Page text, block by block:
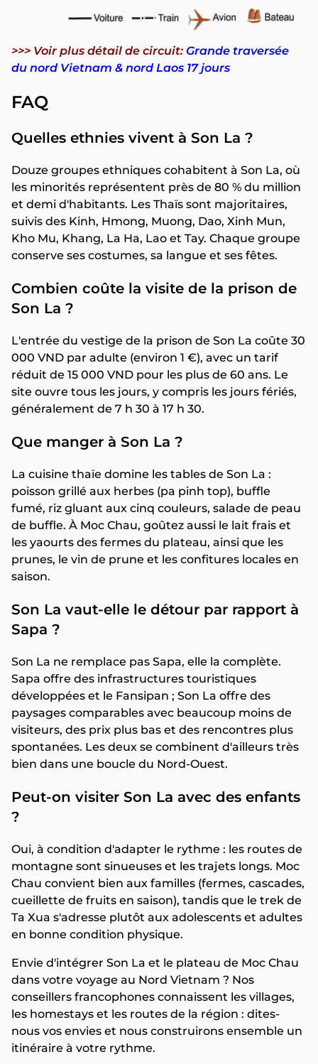
>>> Voir plus détail de circuit: Grande traversée
du nord Vietnam & nord Laos 17 jours
FAQ
Quelles ethnies vivent à Son La ?
Douze groupes ethniques cohabitent à Son La, où
les minorités représentent près de 80 % du million
et demi d'habitants. Les Thaïs sont majoritaires,
suivis des Kinh, Hmong, Muong, Dao, Xinh Mun,
Kho Mu, Khang, La Ha, Lao et Tay. Chaque groupe
conserve ses costumes, sa langue et ses fêtes.
Combien coûte la visite de la prison de
Son La ?
L'entrée du vestige de la prison de Son La coûte 30
000 VND par adulte (environ 1 €), avec un tarif
réduit de 15 000 VND pour les plus de 60 ans. Le
site ouvre tous les jours, y compris les jours fériés,
généralement de 7 h 30 à 17 h 30.
Que manger à Son La ?
La cuisine thaïe domine les tables de Son La :
poisson grillé aux herbes (pa pinh top), buffle
fumé, riz gluant aux cinq couleurs, salade de peau
de buffle. À Moc Chau, goûtez aussi le lait frais et
les yaourts des fermes du plateau, ainsi que les
prunes, le vin de prune et les confitures locales en
saison.
Son La vaut-elle le détour par rapport à
Sapa ?
Son La ne remplace pas Sapa, elle la complète.
Sapa offre des infrastructures touristiques
développées et le Fansipan ; Son La offre des
paysages comparables avec beaucoup moins de
visiteurs, des prix plus bas et des rencontres plus
spontanées. Les deux se combinent d'ailleurs très
bien dans une boucle du Nord-Ouest.
Peut-on visiter Son La avec des enfants
?
Oui, à condition d'adapter le rythme : les routes de
montagne sont sinueuses et les trajets longs. Moc
Chau convient bien aux familles (fermes, cascades,
cueillette de fruits en saison), tandis que le trek de
Ta Xua s'adresse plutôt aux adolescents et adultes
en bonne condition physique.
Envie d'intégrer Son La et le plateau de Moc Chau
dans votre voyage au Nord Vietnam ? Nos
conseillers francophones connaissent les villages,
les homestays et les routes de la région : dites-
nous vos envies et nous construirons ensemble un
itinéraire à votre rythme.